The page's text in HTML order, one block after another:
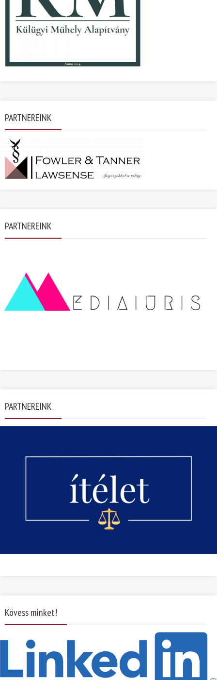
PARTNEREINK
PARTNEREINK
PARTNEREINK
Kövess minket!